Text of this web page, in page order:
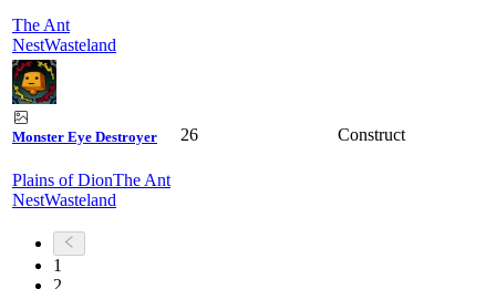
The Ant
NestWasteland
Monster Eye Destroyer
Plains of DionThe Ant
NestWasteland
26 Construct
1
2